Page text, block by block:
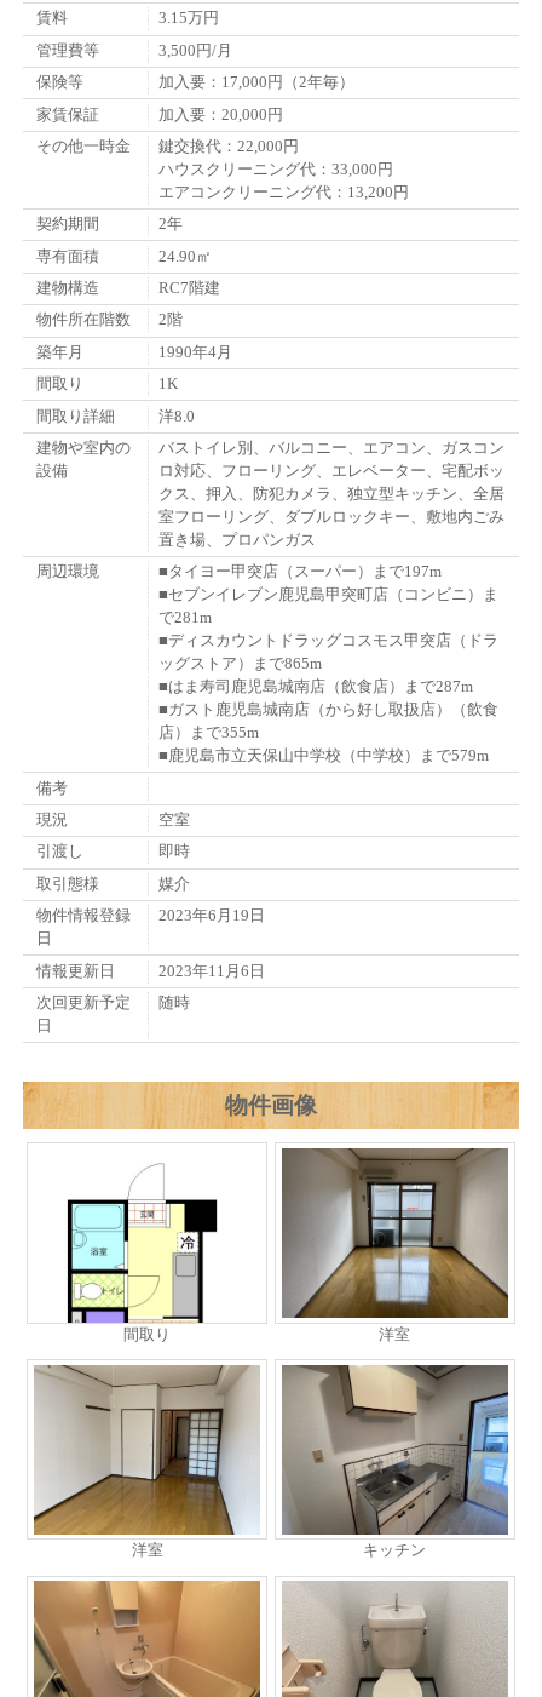
賃料
3.15万円
管理費等
3,500円/月
保険等
加入要：17,000円（2年毎）
家賃保証
加入要：20,000円
その他一時金
鍵交換代：22,000円
ハウスクリーニング代：33,000円
エアコンクリーニング代：13,200円
契約期間
2年
専有面積
24.90㎡
建物構造
RC7階建
物件所在階数
2階
築年月
1990年4月
間取り
1K
間取り詳細
洋8.0
建物や室内の
設備
バストイレ別、バルコニー、エアコン、ガスコン
ロ対応、フローリング、エレベーター、宅配ボッ
クス、押入、防犯カメラ、独立型キッチン、全居
室フローリング、ダブルロックキー、敷地内ごみ
置き場、プロパンガス
周辺環境
■タイヨー甲突店（スーパー）まで197m
■セブンイレブン鹿児島甲突町店（コンビニ）ま
で281m
■ディスカウントドラッグコスモス甲突店（ドラ
ッグストア）まで865m
■はま寿司鹿児島城南店（飲食店）まで287m
■ガスト鹿児島城南店（から好し取扱店）（飲食
店）まで355m
■鹿児島市立天保山中学校（中学校）まで579m
備考
現況
空室
引渡し
即時
取引態様
媒介
物件情報登録
日
2023年6月19日
情報更新日
2023年11月6日
次回更新予定
日
随時
物件画像
間取り 洋室
洋室 キッチン